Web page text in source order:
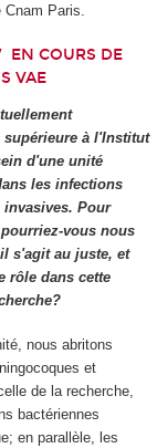
Paris.
EN COURS DE
VAE
supérieure à l'Institut
d'une unité
les infections
invasives. Pour
vous nous
s'agit au juste, et
rôle dans cette
nous abritons
et
de la recherche,
bactériennes
en parallèle, les